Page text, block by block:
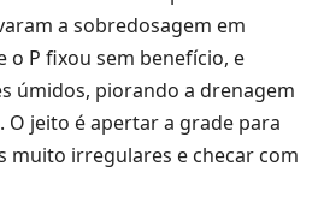
a sobredosagem em
o P fixou sem benefício, e
úmidos, piorando a drenagem
O jeito é apertar a grade para
muito irregulares e checar com